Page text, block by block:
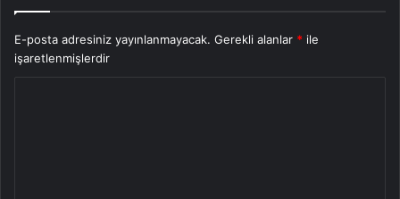
E-posta adresiniz yayınlanmayacak. Gerekli alanlar * ile
işaretlenmişlerdir